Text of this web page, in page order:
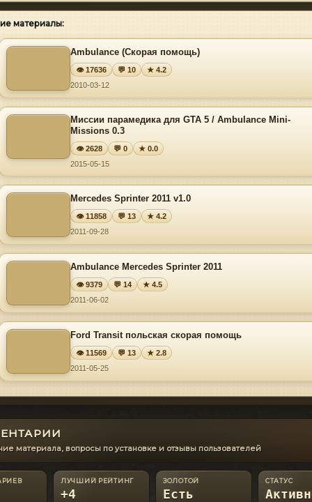
материалы:
Ambulance (Скорая помощь)
👁 17636 💬 10
★ 4.2
2010-03-12
Миссии парамедика для GTA 5 / Ambulance Mini-
Missions 0.3
👁 2628 💬 0
★ 0.0
2015-05-15
Mercedes Sprinter 2011 v1.0
👁 11858 💬 13
★ 4.2
2011-09-28
Ambulance Mercedes Sprinter 2011
👁 9379 💬 14
★ 4.5
2011-06-02
Ford Transit польская скорая помощь
👁 11569 💬 13
★ 2.8
2011-05-25
материала, вопросы по установке и отзывы пользователей
ЛУЧШИЙ РЕЙТИНГ
+4
ЗОЛОТОЙ
Есть
СТАТУС